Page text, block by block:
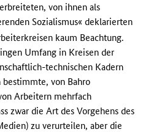
von ihnen als
Sozialismus« deklarierten
kaum Beachtung.
Umfang in Kreisen der
technischen Kadern
von Bahro
Arbeitern mehrfach
zwar die Art des Vorgehens des
zu verurteilen, aber die